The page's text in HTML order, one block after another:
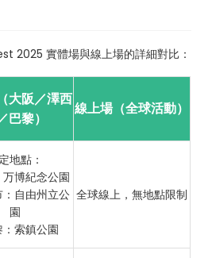
2025 實體場與線上場的詳細對比：
大阪／澤西
巴黎）
線上場（全球活動）
地點：
博紀念公園
自由州立公
園
索鎮公園
全球線上，無地點限制